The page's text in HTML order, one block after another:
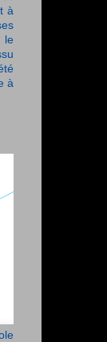
à
le
à